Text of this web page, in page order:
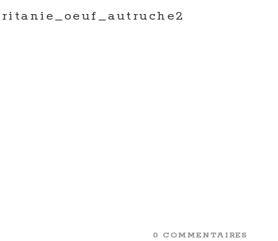
0 COMMENTAIRES